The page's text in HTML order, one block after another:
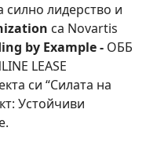
силно лидерство и
са Novartis
by Example - ОББ
LEASE
си “Силата на
Устойчиви